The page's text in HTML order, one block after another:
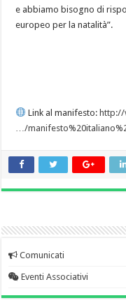
e abbiamo bisogno di
europeo per la natalità”.
Link al manifesto:http://
…/
Comunicati
Eventi Associativi